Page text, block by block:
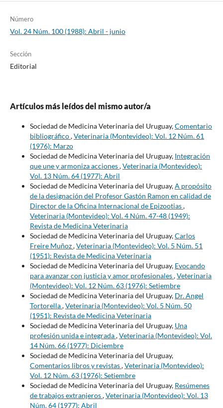
Número
Vol. 24 Núm. 100 (1988): Abril - junio
Sección
Editorial
Artículos más leídos del mismo autor/a
Sociedad de Medicina Veterinaria del Uruguay,Comentario
bibliográfico,Veterinaria (Montevideo): Vol. 12 Núm. 61
(1976): Marzo
Sociedad de Medicina Veterinaria del Uruguay, Integración
que une y armoniza acciones,Veterinaria (Montevideo):
Vol. 13 Núm. 64 (1977): Abril
Sociedad de Medicina Veterinaria del Uruguay,A propósito
de la designación del Profesor Gastón Ramon en calidad de
Director de la Oficina Internacional de Epizootias,
Veterinaria (Montevideo): Vol. 4 Núm. 47-48 (1949):
Revista de Medicina Veterinaria
Sociedad de Medicina Veterinaria del Uruguay,Carlos
Freire Muñoz,Veterinaria (Montevideo): Vol. 5 Núm. 51
(1951): Revista de Medicina Veterinaria
Sociedad de Medicina Veterinaria del Uruguay, Evocando
para avanzar con justicia y amor profesionales,Veterinaria
(Montevideo): Vol. 12 Núm. 63 (1976): Setiembre
Sociedad de Medicina Veterinaria del Uruguay, Dr. Angel
Tortorella,Veterinaria (Montevideo): Vol. 5 Núm. 50
(1951): Revista de Medicina Veterinaria
Sociedad de Medicina Veterinaria del Uruguay, Una
profesión unida e integrada,Veterinaria (Montevideo): Vol.
14 Núm. 66 (1977): Diciembre
Sociedad de Medicina Veterinaria del Uruguay,
Comentarios libros y revistas,Veterinaria (Montevideo):
Vol. 12 Núm. 63 (1976): Setiembre
Sociedad de Medicina Veterinaria del Uruguay, Resúmenes
de trabajos extranjeros,Veterinaria (Montevideo): Vol. 13
Núm. 64 (1977): Abril